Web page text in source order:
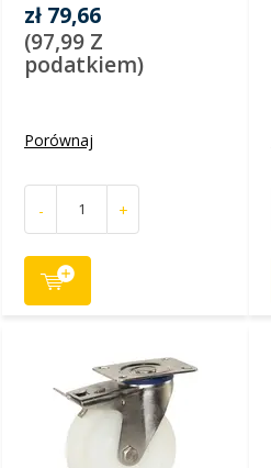
zł 79,66
(97,99 Z
podatkiem)
Porównaj
- +